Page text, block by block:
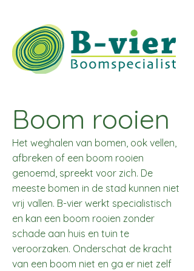
Boom rooien
Het weghalen van bomen, ook vellen,
afbreken of een boom rooien
genoemd, spreekt voor zich. De
meeste bomen in de stad kunnen niet
vrij vallen. B-vier werkt specialistisch
en kan een boom rooien zonder
schade aan huis en tuin te
veroorzaken. Onderschat de kracht
van een boom niet en ga er niet zelf